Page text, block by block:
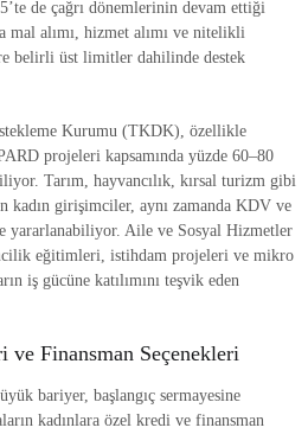
de çağrı dönemlerinin devam ettiği
mal alımı, hizmet alımı ve nitelikli
belirli üst limitler dahilinde destek
Kurumu (TKDK), özellikle
projeleri kapsamında yüzde 60–80
Tarım, hayvancılık, kırsal turizm gibi
kadın girişimciler, aynı zamanda KDV ve
yararlanabiliyor. Aile ve Sosyal Hizmetler
eğitimleri, istihdam projeleri ve mikro
iş gücüne katılımını teşvik eden
Finansman Seçenekleri
bariyer, başlangıç sermayesine
kadınlara özel kredi ve finansman